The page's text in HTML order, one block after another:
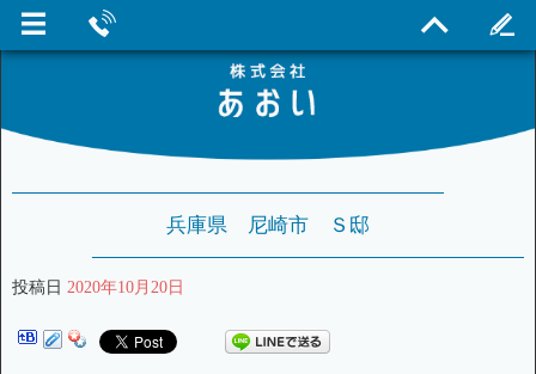
兵庫県 尼崎市 Ｓ邸
投稿日 2020年10月20日